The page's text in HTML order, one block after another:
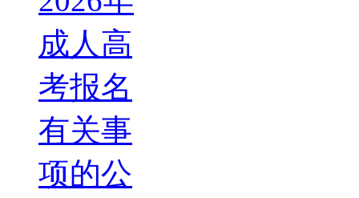
成人高
考报名
有关事
项的公